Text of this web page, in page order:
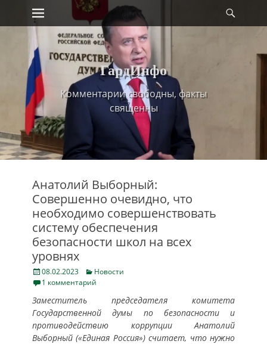
Skip
Primary Menu
ГардИнфо
Комментарии свободны, факты
священны
Анатолий Выборный:
Совершенно очевидно, что
необходимо совершенствовать
систему обеспечения
безопасности школ на всех
уровнях
Posted
on
08.02.2023 Categories
Новости
1 комментарий
Заместитель председателя комитета
Государственной думы по безопасности и
противодействию коррупции Анатолий
Выборный («Единая Россия») считает, что нужно